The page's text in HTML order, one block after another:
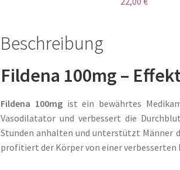
Beschreibung
Fildena 100mg –
Fildena 100mgist ein bewährtes
Vasodilatator und verbessert die
Stunden anhalten und unterstützt Männer
profitiert der Körper von einer